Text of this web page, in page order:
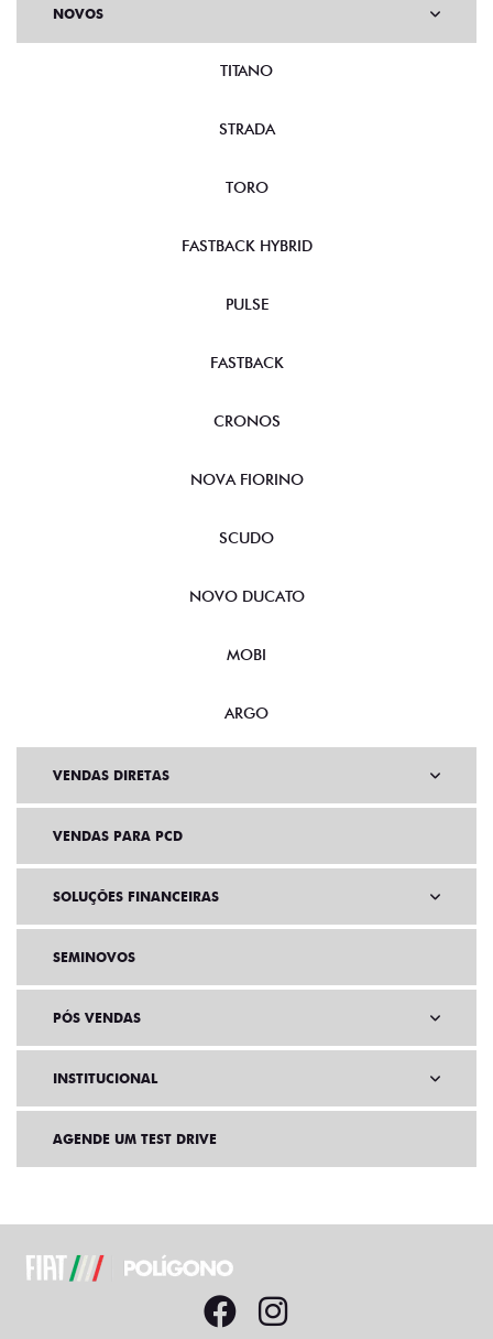
NOVOS
TITANO
STRADA
TORO
FASTBACK HYBRID
PULSE
FASTBACK
CRONOS
NOVA FIORINO
SCUDO
NOVO DUCATO
MOBI
ARGO
VENDAS DIRETAS
VENDAS PARA PCD
SOLUÇÕES FINANCEIRAS
SEMINOVOS
PÓS VENDAS
INSTITUCIONAL
AGENDE UM TEST DRIVE